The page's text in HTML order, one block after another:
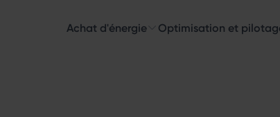
Achat d'énergie Optimisation et